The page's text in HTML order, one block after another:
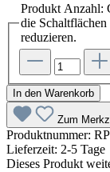
Produkt Anzahl:
die
reduzieren.
In den Warenkorb
Zum
Produktnummer:
Lieferzeit: 2-5 Tage
Dieses Produkt